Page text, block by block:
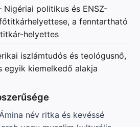
Nigériai politikus és ENSZ-
a fenntartható
helyettes
iszlámtudós és teológusnő,
egyik kiemelkedő alakja
név ritka és kevéssé